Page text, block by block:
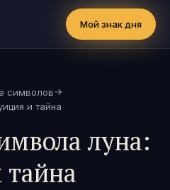
Мой знак дня
символов→
и тайна
луна: